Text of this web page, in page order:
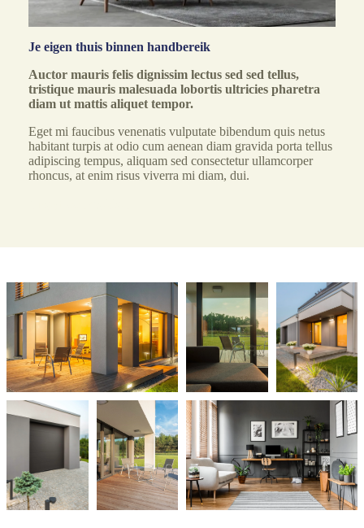
Je eigen thuis binnen handbereik
Auctor mauris felis dignissim lectus sed sed tellus,
tristique mauris malesuada lobortis ultricies pharetra
diam ut mattis aliquet tempor.
Eget mi faucibus venenatis vulputate bibendum quis netus
habitant turpis at odio cum aenean diam gravida porta tellus
adipiscing tempus, aliquam sed consectetur ullamcorper
rhoncus, at enim risus viverra mi diam, dui.